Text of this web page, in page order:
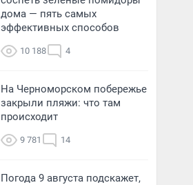
дома — пять самых
эффективных способов
10 188 4
На Черноморском побережье
закрыли пляжи: что там
происходит
9 781 14
Погода 9 августа подскажет,